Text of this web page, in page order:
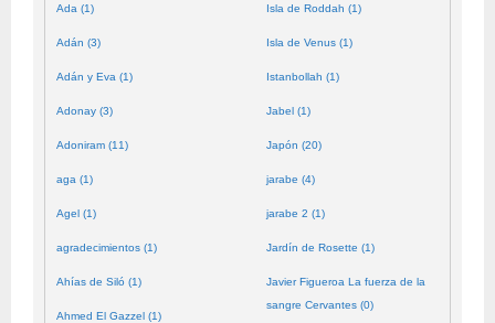
Ada (1)
Adán (3)
Adán y Eva (1)
Adonay (3)
Adoniram (11)
aga (1)
Agel (1)
agradecimientos (1)
Ahías de Siló (1)
Ahmed El Gazzel (1)
Isla de Roddah (1)
Isla de Venus (1)
Istanbollah (1)
Jabel (1)
Japón (20)
jarabe (4)
jarabe 2 (1)
Jardín de Rosette (1)
Javier Figueroa La fuerza de la
sangre Cervantes (0)